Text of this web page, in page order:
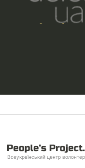
Всеукраїнський центр